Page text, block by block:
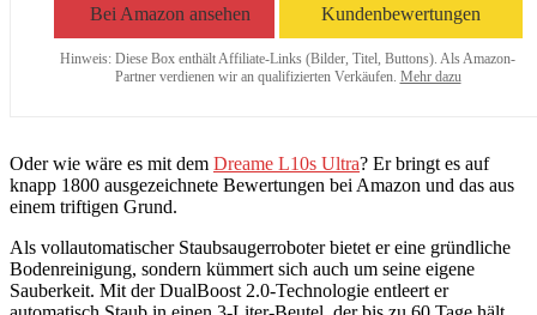
Bei Amazon ansehen Kundenbewertungen
Hinweis: Diese Box enthält Affiliate-Links (Bilder, Titel, Buttons). Als Amazon-
Partner verdienen wir an qualifizierten Verkäufen. Mehr dazu
Oder wie wäre es mit dem Dreame L10s Ultra? Er bringt es auf
knapp 1800 ausgezeichnete Bewertungen bei Amazon und das aus
einem triftigen Grund.
Als vollautomatischer Staubsaugerroboter bietet er eine gründliche
Bodenreinigung, sondern kümmert sich auch um seine eigene
Sauberkeit. Mit der DualBoost 2.0-Technologie entleert er